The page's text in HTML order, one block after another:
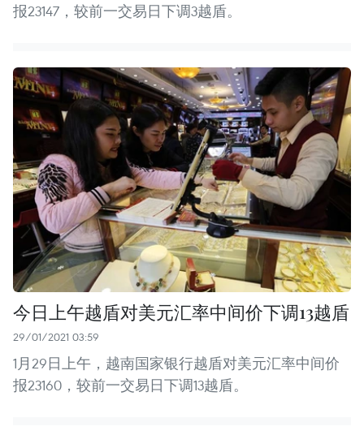
报23147，较前一交易日下调3越盾。
今日上午越盾对美元汇率中间价下调13越盾
29/01/2021 03:59
1月29日上午，越南国家银行越盾对美元汇率中间价
报23160，较前一交易日下调13越盾。